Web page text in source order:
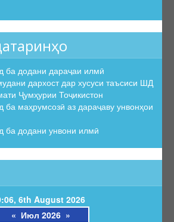
ба додани дараҷаи илмӣ
дархост дар хусуси таъсиси ШД
Ҷумҳурии Тоҷикистон
маҳрумсозӣ аз дараҷаву унвонҳои
додани унвони илмӣ
6th August 2026
« Июл 2026 »